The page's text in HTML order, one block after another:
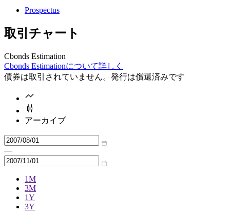
Prospectus
取引チャート
Cbonds Estimation
Cbonds Estimationについて詳しく
債券は取引されていません。発行は償還済みです
アーカイブ
—
1M
3M
1Y
3Y